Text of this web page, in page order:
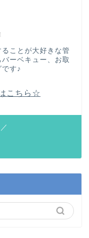
ことが大好きな管
ーベキュー、お取
す♪
こちら☆